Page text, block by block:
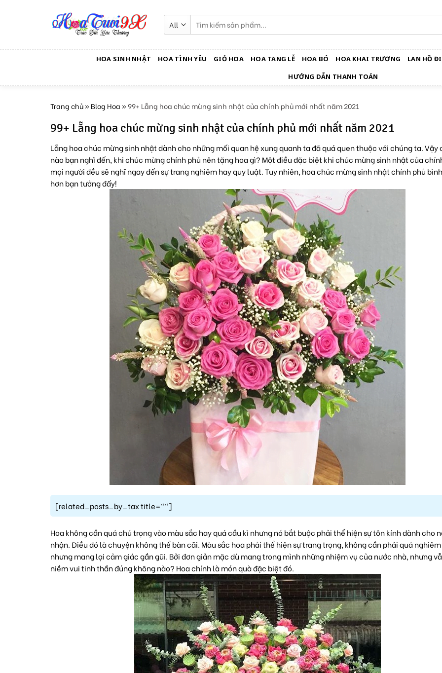
kiếm:
HOA SINH NHẬT HOA TÌNH YÊU GIỎ HOA HOA TANG LỄ HOA BÓ HOA KHAI TRƯƠNG LAN HỒ
HƯỚNG DẪN THANH TOÁN
Trang chủ»Blog Hoa»99+ Lẵng hoa chúc mừng sinh nhật của chính phủ mới nhất năm 2021
99+ Lẵng hoa chúc mừng sinh nhật của chính phủ mới nhất năm 2021
Lẵng hoa chúc mừng sinh nhật dành cho những mối quan hệ xung quanh ta đã quá quen thuộc với chúng ta. Vậy
nào bạn nghĩ đến, khi chúc mừng chính phủ nên tặng hoa gì? Một điều đặc biệt khi chúc mừng sinh nhật của
mọi người đều sẽ nghĩ ngay đến sự trang nghiêm hay quy luật. Tuy nhiên, hoa chúc mừng sinh nhật chính phủ
hơn bạn tưởng đấy!
[related_posts_by_tax title=""]
Hoa không cần quá chú trọng vào màu sắc hay quá cầu kì nhưng nó bắt buộc phải thể hiện sự tôn kính dành cho
nhận. Điều đó là chuyện không thể bàn cãi. Màu sắc hoa phải thể hiện sự trang trọng, không cần phải quá
nhưng mang lại cảm giác gần gũi. Bởi đơn giản mặc dù mang trong mình những nhiệm vụ của nước nhà, nhưng
niềm vui tinh thần đúng không nào? Hoa chính là món quà đặc biệt đó.